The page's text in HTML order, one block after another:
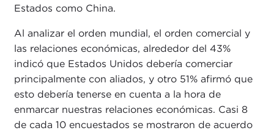
Estados como China.
Al analizar el orden mundial, el orden comercial y
las relaciones económicas, alrededor del 43%
indicó que Estados Unidos debería comerciar
principalmente con aliados, y otro 51% afirmó que
esto debería tenerse en cuenta a la hora de
enmarcar nuestras relaciones económicas. Casi 8
de cada 10 encuestados se mostraron de acuerdo